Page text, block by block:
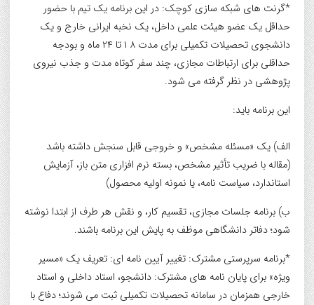
*گرنت های شبکه سازی کوچک: در این برنامه یک تیم با حضور
حداقل یک عضو هیئت علمی داخل، یک نخبه ایرانی خارج و یک
دانشجوی تحصیلات تکمیلی برای مدت ۸ ۱ تا ۲۴ ماه و بودجه
حداقلی برای ارتباطات مجازی، چند سفر کوتاه مدت و جذب نیروی
پژوهشی در نظر گرفته می شود.
این برنامه باید:
الف) یک «مسئله مشخص» و خروجی قابل سنجش داشته باشد
(مقاله با ضریب تأثیر مشخص، بسته نرم افزاری متن باز، آزمایش
استاندارد، سیاست نامه، یا نمونه اولیه محصول)
ب) برنامه جلسات مجازی، تقسیم کار، و نقش هر طرف از ابتدا نوشته
شود؛ دفاتر دانشگاهی موظف به پایش این برنامه باشند.
*برنامه سرپرستی مشترک: تغییر آیین نامه ای: تعریف یک «مسیر
ویژه» برای پایان نامه های مشترک: دانشجو، استاد داخلی و استاد
خارجی همزمان در سامانه تحصیلات تکمیلی ثبت می شوند؛ دفاع با